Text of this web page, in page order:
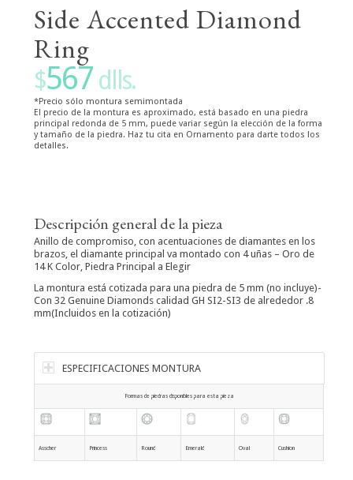
Side Accented Diamond
Ring
$567 dlls.
*Precio sólo montura semimontada
El precio de la montura es aproximado, está basado en una piedra
principal redonda de 5 mm, puede variar según la elección de la forma
y tamaño de la piedra. Haz tu cita en Ornamento para darte todos los
detalles.
Descripción general de la pieza
Anillo de compromiso, con acentuaciones de diamantes en los
brazos, el diamante principal va montado con 4 uñas – Oro de
14 K Color, Piedra Principal a Elegir
La montura está cotizada para una piedra de 5 mm (no incluye)-
Con 32 Genuine Diamonds calidad GH SI2-SI3 de alrededor .8
mm(Incluidos en la cotización)
ESPECIFICACIONES MONTURA
Formas de piedras disponibles para esta pieza
Asscher Princess Round Emerald Oval Cushion